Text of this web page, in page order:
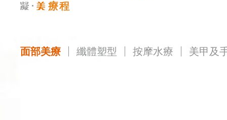
療程
面部美療 纖體塑型 按摩水療 美甲及